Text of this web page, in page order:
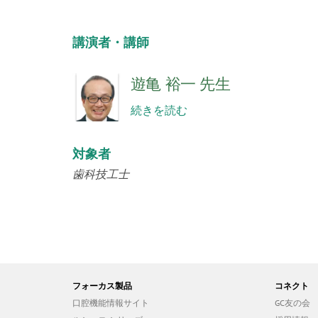
講演者・講師
遊亀 裕一 先生
続きを読む
対象者
歯科技工士
フォーカス製品
口腔機能情報サイト
コネクト
GC友の会